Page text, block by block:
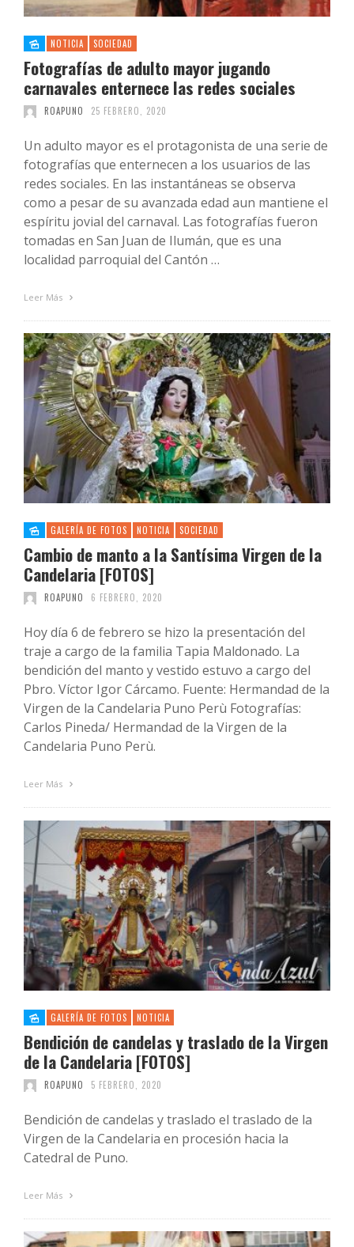
NOTICIA SOCIEDAD
Fotografías de adulto mayor jugando
carnavales enternece las redes sociales
ROAPUNO 25 FEBRERO, 2020
Un adulto mayor es el protagonista de una serie de
fotografías que enternecen a los usuarios de las
redes sociales. En las instantáneas se observa
como a pesar de su avanzada edad aun mantiene el
espíritu jovial del carnaval. Las fotografías fueron
tomadas en San Juan de Ilumán, que es una
localidad parroquial del Cantón …
Leer Más
GALERÍA DE FOTOS NOTICIA SOCIEDAD
Cambio de manto a la Santísima Virgen de la
Candelaria [FOTOS]
ROAPUNO 6 FEBRERO, 2020
Hoy día 6 de febrero se hizo la presentación del
traje a cargo de la familia Tapia Maldonado. La
bendición del manto y vestido estuvo a cargo del
Pbro. Víctor Igor Cárcamo. Fuente: Hermandad de la
Virgen de la Candelaria Puno Perù Fotografías:
Carlos Pineda/ Hermandad de la Virgen de la
Candelaria Puno Perù.
Leer Más
GALERÍA DE FOTOS NOTICIA
Bendición de candelas y traslado de la Virgen
de la Candelaria [FOTOS]
ROAPUNO 5 FEBRERO, 2020
Bendición de candelas y traslado el traslado de la
Virgen de la Candelaria en procesión hacia la
Catedral de Puno.
Leer Más